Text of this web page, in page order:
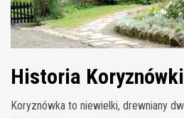
Historia Koryznówki
Koryznówka to niewielki, drewniany